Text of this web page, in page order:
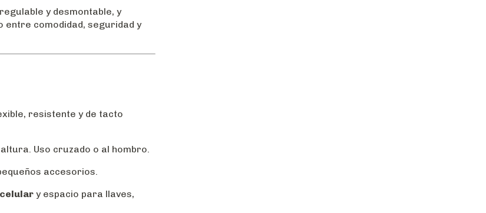
y desmontable, y
comodidad, seguridad y
resistente y de tacto
Uso cruzado o al hombro.
accesorios.
y espacio para llaves,